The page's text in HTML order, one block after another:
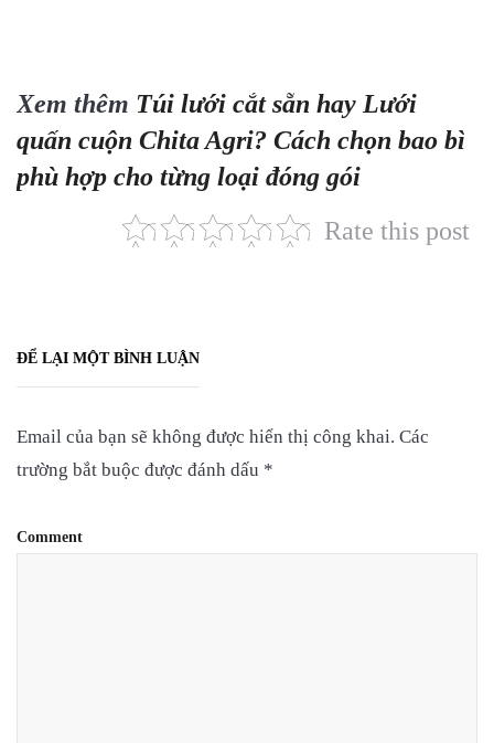
Xem thêm Túi lưới cắt sẵn hay Lưới
quấn cuộn Chita Agri? Cách chọn bao bì
phù hợp cho từng loại đóng gói
Rate this post
ĐỂ LẠI MỘT BÌNH LUẬN
Email của bạn sẽ không được hiển thị công khai. Các
trường bắt buộc được đánh dấu *
Comment